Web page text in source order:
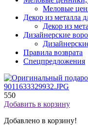
Меловые
Декор из металла
Декор из
Дизайнерские
Правила возврата
Спецпредложения
550
Добавить в корзину
Добавлено в корзину!